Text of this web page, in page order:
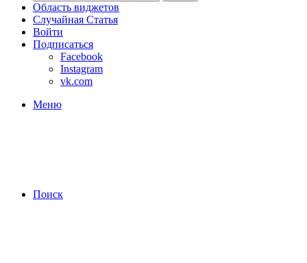
Область виджетов
Случайная Статья
Войти
Подписаться
Facebook
Instagram
vk.com
Меню
Поиск